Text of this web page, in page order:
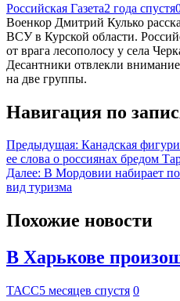
Российская Газета2 года спустя
Военкор Дмитрий Кулько
ВСУ в Курской области.
от врага лесополосу у села
Десантники отвлекли
на две группы.
Навигация по
Предыдущая: Канадская
ее слова о россиянах бредом
Далее: В Мордовии набирает
вид туризма
Похожие новости
В Харькове
ТАСС5 месяцев спустя 0